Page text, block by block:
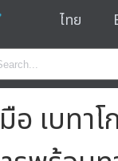
ไทย
เบทาโ